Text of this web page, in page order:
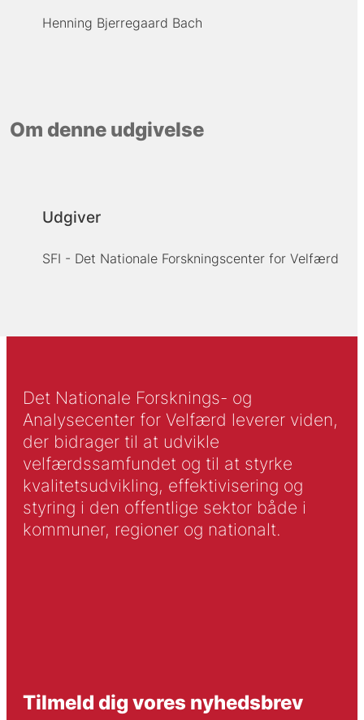
Henning Bjerregaard Bach
Om denne udgivelse
Udgiver
SFI - Det Nationale Forskningscenter for Velfærd
Det Nationale Forsknings- og
Analysecenter for Velfærd leverer viden,
der bidrager til at udvikle
velfærdssamfundet og til at styrke
kvalitetsudvikling, effektivisering og
styring i den offentlige sektor både i
kommuner, regioner og nationalt.
Tilmeld dig vores nyhedsbrev